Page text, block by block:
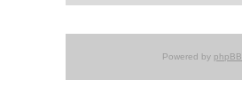
Powered by phpBB